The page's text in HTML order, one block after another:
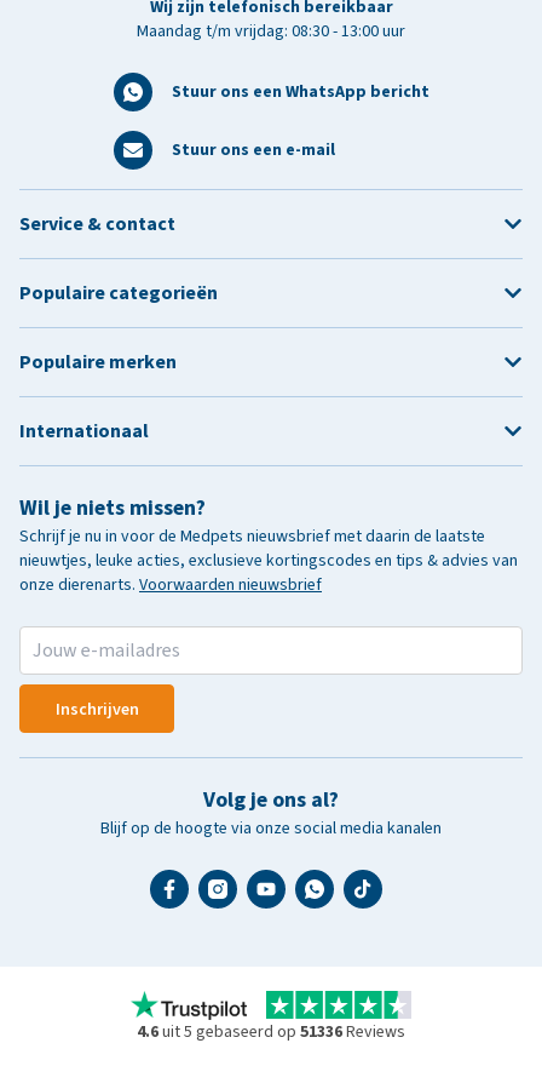
Wij zijn telefonisch bereikbaar
Maandag t/m vrijdag: 08:30 - 13:00 uur
Stuur ons een WhatsApp bericht
Stuur ons een e-mail
Wil je niets missen?
Schrijf je nu in voor de Medpets nieuwsbrief met daarin de laatste
nieuwtjes, leuke acties, exclusieve kortingscodes en tips & advies van
onze dierenarts. Voorwaarden nieuwsbrief
Inschrijven
Volg je ons al?
Blijf op de hoogte via onze social media kanalen
Service & contact
Populaire categorieën
Populaire merken
Internationaal
4.6uit 5 gebaseerd op 51336Reviews